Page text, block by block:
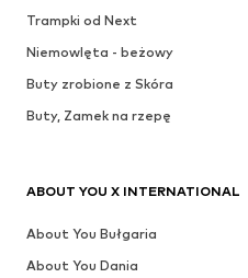
Trampki od Next
Niemowlęta - beżowy
Buty zrobione z Skóra
Buty, Zamek na rzepę
ABOUT YOU X INTERNATIONAL
About You Bułgaria
About You Dania